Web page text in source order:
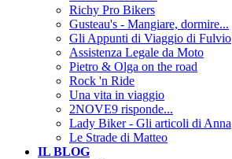
Richy Pro Bikers
Gusteau's - Mangiare, dormire...
Gli Appunti di Viaggio di Fulvio
Assistenza Legale da Moto
Pietro & Olga on the road
Rock 'n Ride
Una vita in viaggio
2NOVE9 risponde...
Lady Biker - Gli articoli di Anna
Le Strade di Matteo
IL BLOG